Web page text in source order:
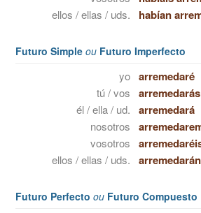
ellos / ellas / uds. habían
Futuro Simple ou Futuro Imperfecto
yo arremedaré
tú / vos arremedarás
él / ella / ud. arremedará
nosotros
vosotros
ellos / ellas / uds. arremedarán
Futuro Perfecto ou Futuro Compuesto